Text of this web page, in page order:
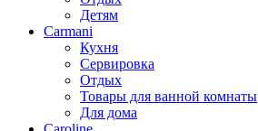
Детям
Carmani
Кухня
Сервировка
Отдых
Товары для ванной комнаты
Для дома